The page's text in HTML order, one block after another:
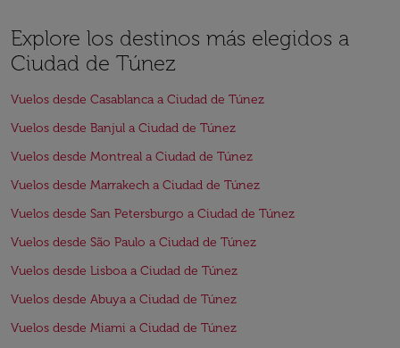
Explore los destinos más elegidos a
Ciudad de Túnez
Vuelos desde Casablanca a Ciudad de Túnez
Vuelos desde Banjul a Ciudad de Túnez
Vuelos desde Montreal a Ciudad de Túnez
Vuelos desde Marrakech a Ciudad de Túnez
Vuelos desde San Petersburgo a Ciudad de Túnez
Vuelos desde São Paulo a Ciudad de Túnez
Vuelos desde Lisboa a Ciudad de Túnez
Vuelos desde Abuya a Ciudad de Túnez
Vuelos desde Miami a Ciudad de Túnez